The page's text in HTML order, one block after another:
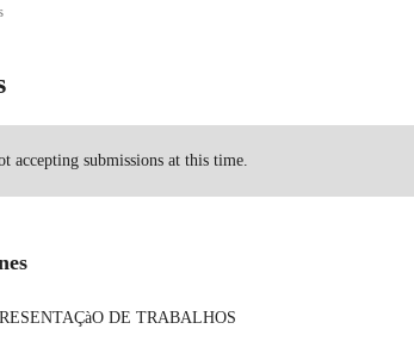
accepting submissions at this time.
DE TRABALHOS